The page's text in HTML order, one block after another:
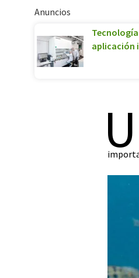
Anuncios
aplicación
U